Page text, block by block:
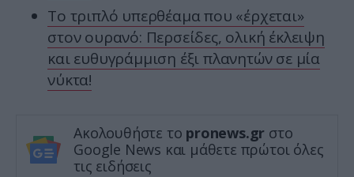
Το τριπλό υπερθέαμα που «έρχεται»
στον ουρανό: Περσείδες, ολική έκλειψη
και ευθυγράμμιση έξι πλανητών σε μία
νύκτα!
Ακολουθήστε το pronews.gr στο
Google News και μάθετε πρώτοι όλες
τις ειδήσεις